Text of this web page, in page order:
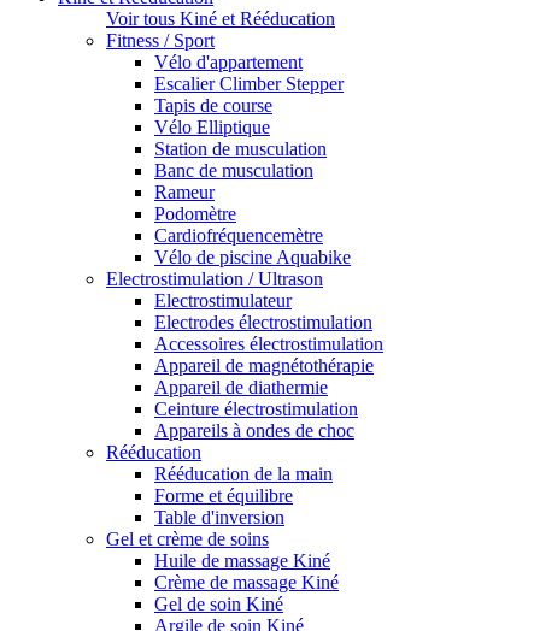
Voir tous Kiné et Rééducation
Fitness / Sport
Vélo d'appartement
Escalier Climber Stepper
Tapis de course
Vélo Elliptique
Station de musculation
Banc de musculation
Rameur
Podomètre
Cardiofréquencemètre
Vélo de piscine Aquabike
Electrostimulation / Ultrason
Electrostimulateur
Electrodes électrostimulation
Accessoires électrostimulation
Appareil de magnétothérapie
Appareil de diathermie
Ceinture électrostimulation
Appareils à ondes de choc
Rééducation
Rééducation de la main
Forme et équilibre
Table d'inversion
Gel et crème de soins
Huile de massage Kiné
Crème de massage Kiné
Gel de soin Kiné
Argile de soin Kiné